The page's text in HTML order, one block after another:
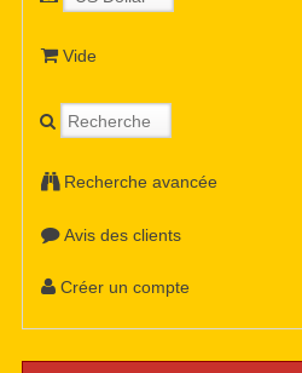
Vide
Recherche avancée
Avis des clients
Créer un compte